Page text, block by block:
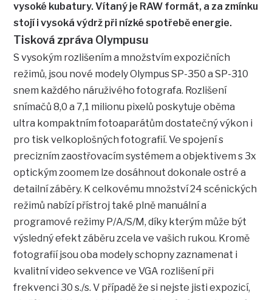
vysoké kubatury. Vítaný je RAW formát, a za zmínku
stojí i vysoká výdrž při nízké spotřebě energie.
Tisková zpráva Olympusu
S vysokým rozlišením a množstvím expozičních
režimů, jsou nové modely Olympus SP-350 a SP-310
snem každého náruživého fotografa. Rozlišení
snímačů 8,0 a 7,1 milionu pixelů poskytuje oběma
ultra kompaktním fotoaparátům dostatečný výkon i
pro tisk velkoplošných fotografií. Ve spojení s
precizním zaostřovacím systémem a objektivem s 3x
optickým zoomem lze dosáhnout dokonale ostré a
detailní záběry. K celkovému množství 24 scénických
režimů nabízí přístroj také plně manuální a
programové režimy P/A/S/M, díky kterým může být
výsledný efekt záběru zcela ve vašich rukou. Kromě
fotografií jsou oba modely schopny zaznamenat i
kvalitní video sekvence ve VGA rozlišení při
frekvenci 30 s./s. V případě že si nejste jisti expozicí,